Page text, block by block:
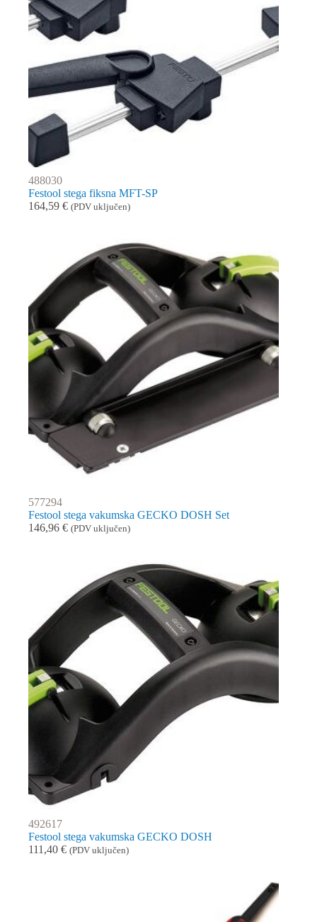
488030
Festool stega fiksna MFT-SP
164,59 € (PDV uključen)
577294
Festool stega vakumska GECKO DOSH Set
146,96 € (PDV uključen)
492617
Festool stega vakumska GECKO DOSH
111,40 € (PDV uključen)